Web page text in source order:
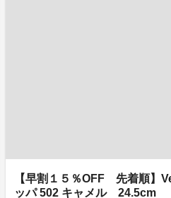
【早割１５％OFF 先着順】
ッパ 502 キャメル 24.5cm